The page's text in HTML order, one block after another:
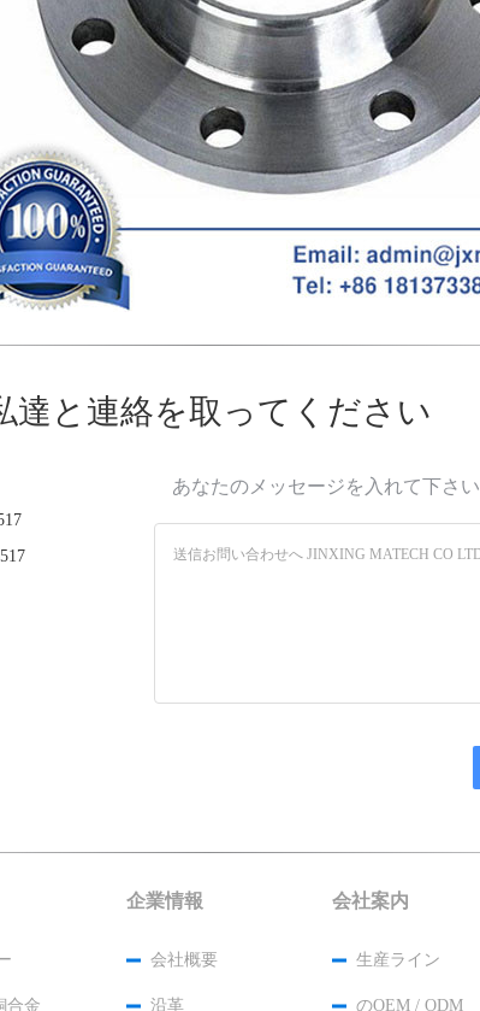
達と連絡を取ってください
あなたのメッセージを入れて下さい
合金
企業情報
会社概要
沿革
会社案内
生産ライン
のOEM / ODM